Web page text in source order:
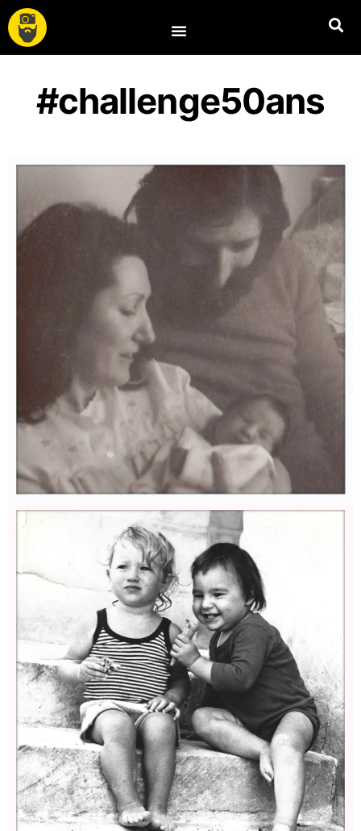
#challenge50ans